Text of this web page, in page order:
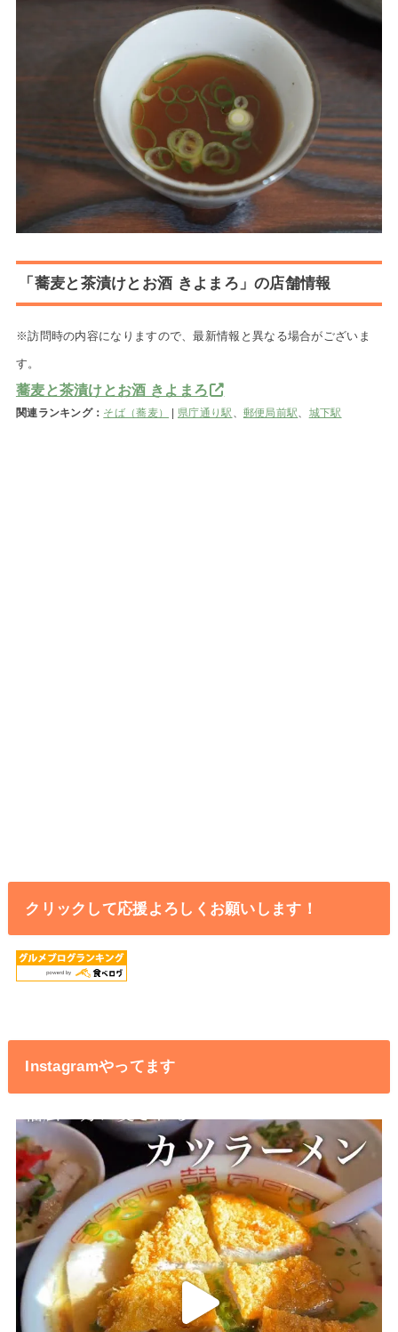
「蕎麦と茶漬けとお酒 きよまろ」の店舗情報
※訪問時の内容になりますので、最新情報と異なる場合がございま
す。
蕎麦と茶漬けとお酒 きよまろ
関連ランキング： そば（蕎麦） 県庁通り駅 、 郵便局前駅、 城下駅
クリックして応援よろしくお願いします！
Instagramやってます